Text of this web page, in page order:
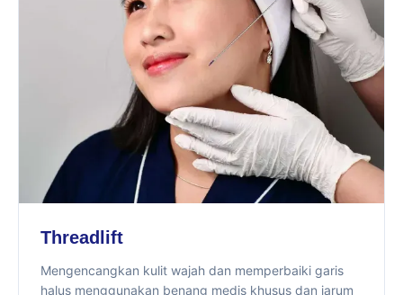
Threadlift
Mengencangkan kulit wajah dan memperbaiki garis
halus menggunakan benang medis khusus dan jarum